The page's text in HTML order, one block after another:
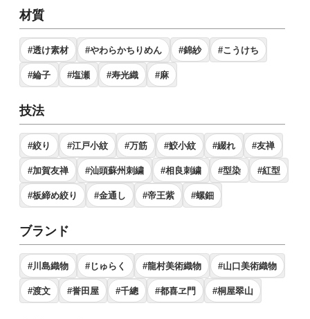
材質
#透け素材 #やわらかちりめん #錦紗 #こうけち
#綸子 #塩瀬 #寿光織 #麻
技法
#絞り #江戸小紋 #万筋 #鮫小紋 #綴れ #友禅
#加賀友禅 #汕頭蘇州刺繍 #相良刺繍 #型染 #紅型
#板締め絞り #金通し #帝王紫 #螺鈿
ブランド
#川島織物 #じゅらく #龍村美術織物 #山口美術織物
#渡文 #誉田屋 #千總 #都喜ヱ門 #桐屋翠山